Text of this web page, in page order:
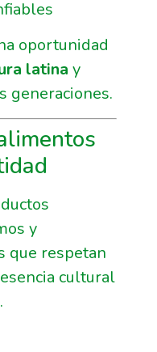
oportunidad
latina y
generaciones.
y
que respetan
cultural